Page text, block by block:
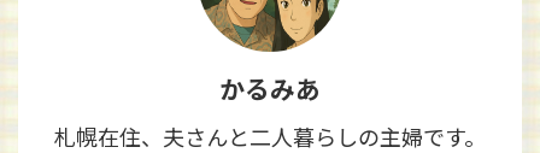
かるみあ
札幌在住、夫さんと二人暮らしの主婦です。